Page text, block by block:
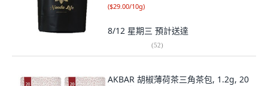
($29.00/10g)
8/12 星期三 預計送達
(52)
AKBAR 胡椒薄荷茶三角茶包, 1.2g, 20